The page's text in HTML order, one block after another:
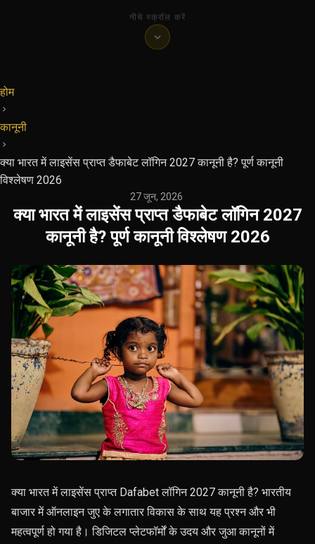
नीचे स्क्रॉल करें
होम
कानूनी
क्या भारत में लाइसेंस प्राप्त डैफाबेट लॉगिन 2027 कानूनी है? पूर्ण कानूनी
विश्लेषण 2026
27 जून, 2026·
क्या भारत में लाइसेंस प्राप्त डैफाबेट लॉगिन 2027
कानूनी है? पूर्ण कानूनी विश्लेषण 2026
क्या भारत में लाइसेंस प्राप्त Dafabet लॉगिन 2027 कानूनी है? भारतीय
बाजार में ऑनलाइन जुए के लगातार विकास के साथ यह प्रश्न और भी
महत्वपूर्ण हो गया है। डिजिटल प्लेटफॉर्मों के उदय और जुआ कानूनों में